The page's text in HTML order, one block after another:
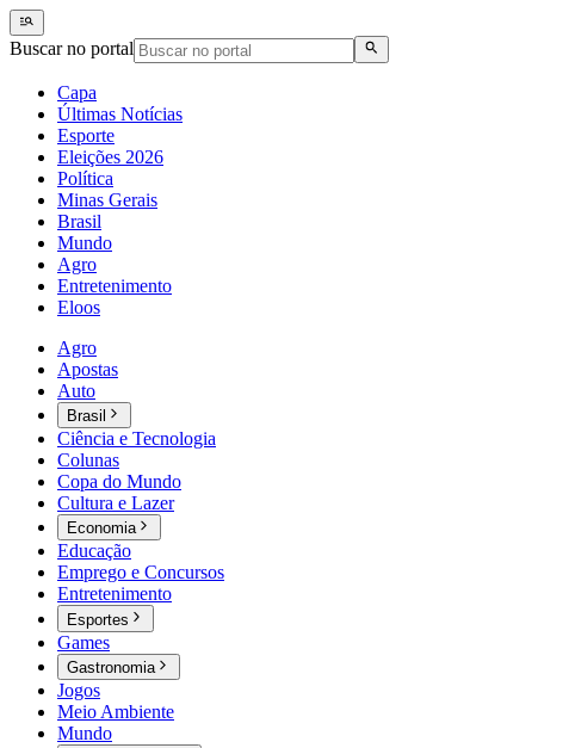
Buscar no portal
Capa
Últimas Notícias
Esporte
Eleições 2026
Política
Minas Gerais
Brasil
Mundo
Agro
Entretenimento
Eloos
Agro
Apostas
Auto
Brasil
Ciência e Tecnologia
Colunas
Copa do Mundo
Cultura e Lazer
Economia
Educação
Emprego e Concursos
Entretenimento
Esportes
Games
Gastronomia
Jogos
Meio Ambiente
Mundo